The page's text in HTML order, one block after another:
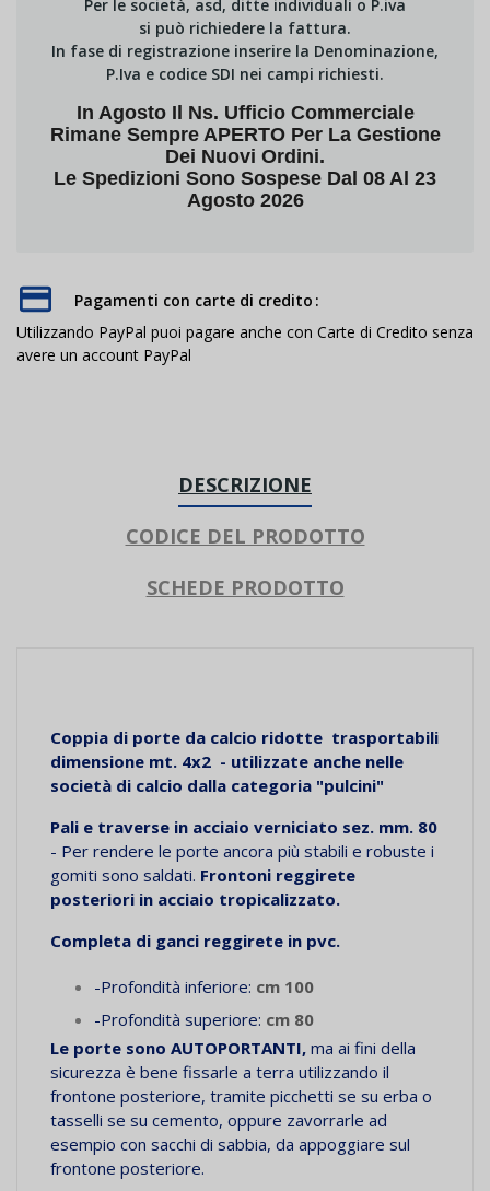
Per le società, asd, ditte individuali o P.iva
si può richiedere la fattura.
In fase di registrazione inserire la Denominazione,
P.Iva e codice SDI nei campi richiesti.
In Agosto Il Ns. Ufficio Commerciale
Rimane Sempre APERTO Per La Gestione
Dei Nuovi Ordini.
Le Spedizioni Sono Sospese Dal 08 Al 23
Agosto 2026
Pagamenti con carte di credito
Utilizzando PayPal puoi pagare anche con Carte di Credito senza
avere un account PayPal
DESCRIZIONE
CODICE DEL PRODOTTO
SCHEDE PRODOTTO
Coppia di porte da calcio ridotte trasportabili
dimensione mt. 4x2 - utilizzate anche nelle
società di calcio dalla categoria "pulcini"
Pali e traverse in acciaio verniciato sez. mm. 80
- Per rendere le porte ancora più stabili e robuste i
gomiti sono saldati. Frontoni reggirete
posteriori in acciaio tropicalizzato.
Completa di ganci reggirete in pvc.
-Profondità inferiore: cm 100
-Profondità superiore: cm 80
Le porte sono AUTOPORTANTI, ma ai fini della
sicurezza è bene fissarle a terra utilizzando il
frontone posteriore, tramite picchetti se su erba o
tasselli se su cemento, oppure zavorrarle ad
esempio con sacchi di sabbia, da appoggiare sul
frontone posteriore.